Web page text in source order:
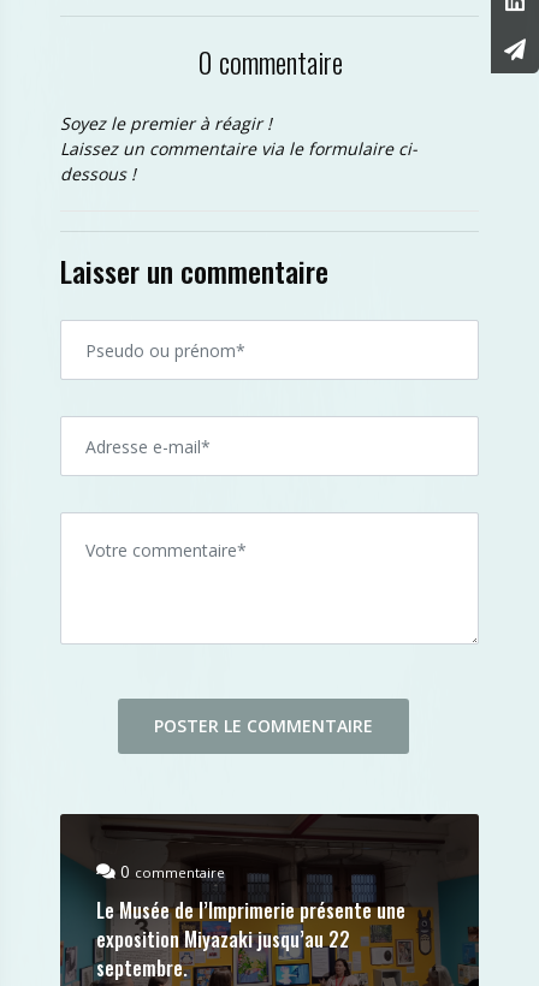
0 commentaire
Soyez le premier à réagir !
Laissez un commentaire via le formulaire ci-
dessous !
Laisser un commentaire
0 commentaire
Le Musée de l’Imprimerie présente une
exposition Miyazaki jusqu’au 22
septembre.